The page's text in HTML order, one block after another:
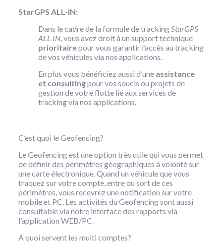
StarGPS ALL-IN:
Dans le cadre de la formule de trackingStarGPS
ALL-IN, vous avez droit à un support technique
prioritairepour vous garantir l’accès au tracking
de vos véhicules via nos applications.
En plus vous bénéficiez aussi d’une assistance
et consultingpour vos soucis ou projets de
gestion de votre flotte lié aux services de
tracking via nos applications.
C’est quoi le Geofencing?
Le Geofencing est une option très utile qui vous permet
de définir des périmètres géographiques à volonté sur
une carte électronique. Quand un véhicule que vous
traquez sur votre compte, entre ou sort de ces
périmètres, vous recevrez une notification sur votre
mobile et PC. Les activités du Geofencing sont aussi
consultable via notre interface des rapports via
l’application WEB/PC.
A quoi servent les multi comptes?